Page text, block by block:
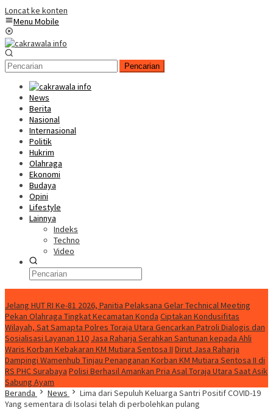
Loncat ke konten
Menu Mobile
Pencarian
News
Berita
Nasional
Internasional
Politik
Hukrim
Olahraga
Ekonomi
Budaya
Opini
Lifestyle
Lainnya
Indeks
Techno
Video
Jelang HUT RI Ke-81 2026, Panitia Pelaksana Gelar Technical Meeting
Pekan Olahraga Tingkat Kecamatan Konda Ciptakan Kondusifitas
Wilayah, Sat Samapta Polres Toraja Utara Gencarkan Patroli Dialogis dan
Sosialisasi Layanan 110 Jasa Raharja Serahkan Santunan kepada Ahli
Waris Korban Kebakaran KM Mutiara Sentosa II Dirut Jasa Raharja
Dampingi Wamenhub Tinjau Penanganan Korban KM Mutiara Sentosa II di
RS PHC Surabaya Polisi Berhasil Amankan Pria Asal Toraja Utara Saat Asik
Sabung Ayam
Beranda
News
Lima dari Sepuluh Keluarga Santri Positif COVID-19
Yang sementara di Isolasi telah di perbolehkan pulang